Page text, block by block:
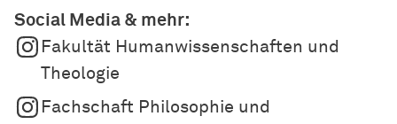
Social Media & mehr:
Fakultät Humanwissenschaften und
Theologie
Fachschaft Philosophie und